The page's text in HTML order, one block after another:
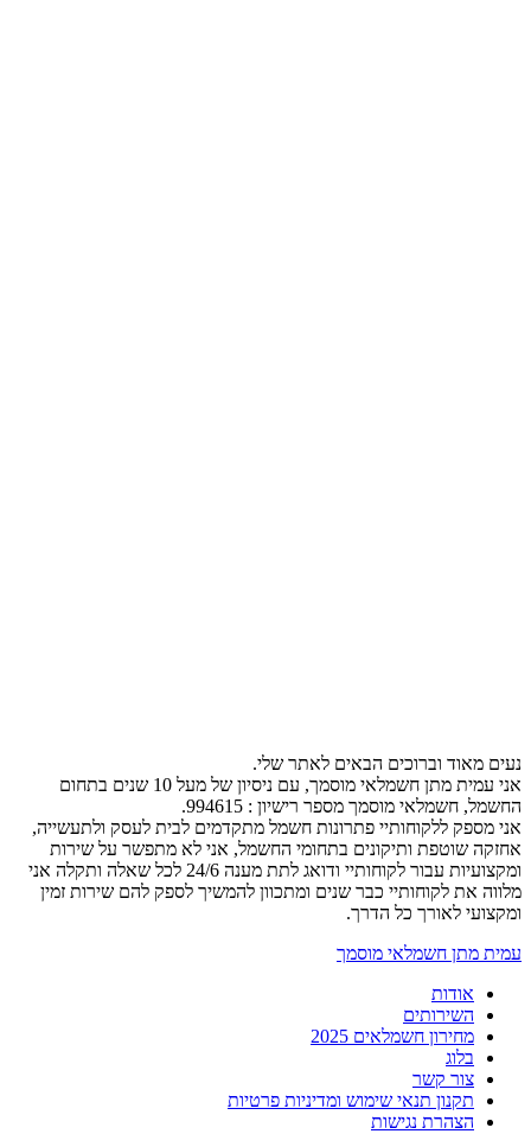
נעים מאוד וברוכים הבאים לאתר שלי.
אני עמית מתן חשמלאי מוסמך, עם ניסיון של מעל 10 שנים בתחום
החשמל, חשמלאי מוסמך מספר רישיון : 994615.
אני מספק ללקוחותיי פתרונות חשמל מתקדמים לבית לעסק ולתעשייה,
אחזקה שוטפת ותיקונים בתחומי החשמל, אני לא מתפשר על שירות
ומקצועיות עבור לקוחותיי ודואג לתת מענה 24/6 לכל שאלה ותקלה אני
מלווה את לקוחותיי כבר שנים ומתכוון להמשיך לספק להם שירות זמין
ומקצועי לאורך כל הדרך.
עמית מתן חשמלאי מוסמך
אודות
השירותים
מחירון חשמלאים 2025
בלוג
צור קשר
תקנון תנאי שימוש ומדיניות פרטיות
הצהרת נגישות